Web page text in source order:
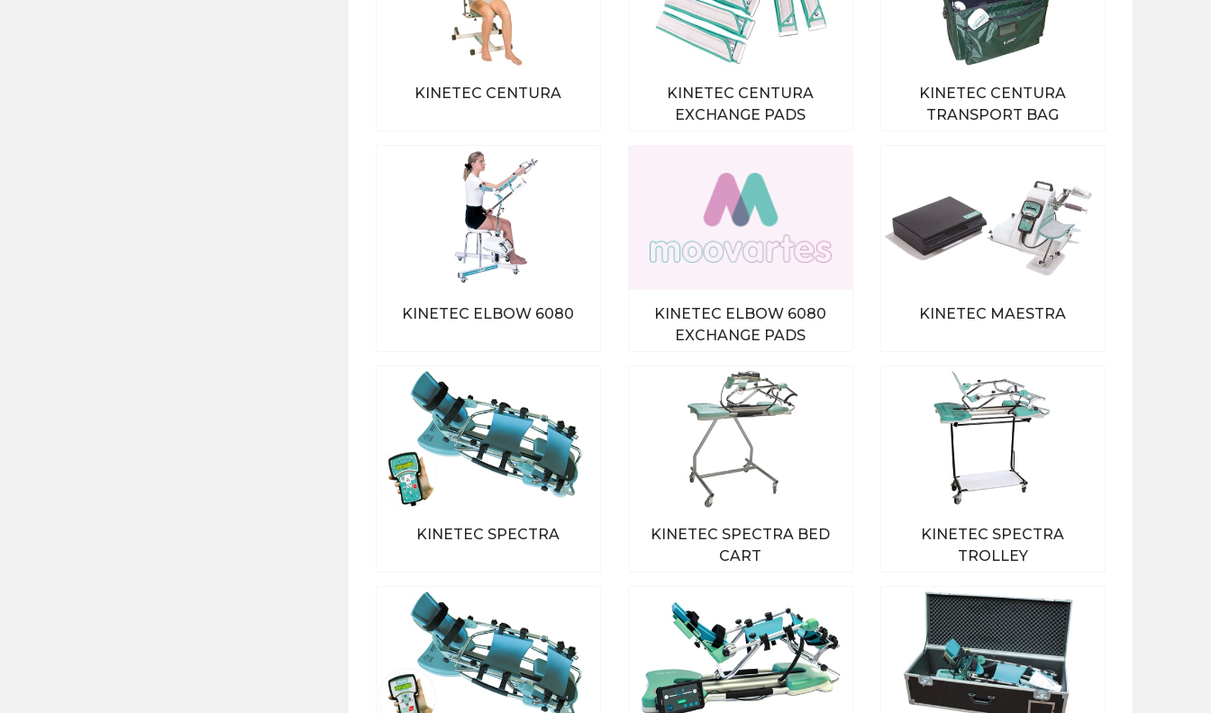
KINETEC CENTURA
Bekijk alle producten
KINETEC CENTURA
EXCHANGE PADS
KINETEC CENTURA
TRANSPORT BAG
KINETEC ELBOW 6080
Bekijk alle producten
KINETEC ELBOW 6080
EXCHANGE PADS
Bekijk alle producten
KINETEC MAESTRA
Bekijk alle producten
KINETEC SPECTRA
Bekijk alle producten
KINETEC SPECTRA BED
CART
KINETEC SPECTRA
TROLLEY
Bekijk alle producten